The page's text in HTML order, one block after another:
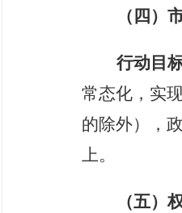
（四）
行动目
常态化，实
的除外）
，
上。
（五）